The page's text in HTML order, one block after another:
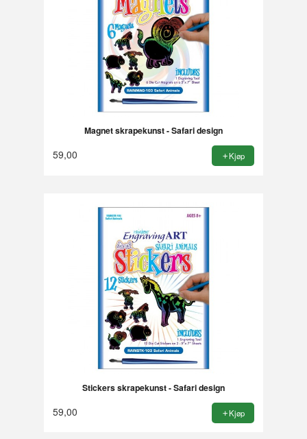
Magnet skrapekunst - Safari design
59,00 Kjøp
Stickers skrapekunst - Safari design
59,00 Kjøp